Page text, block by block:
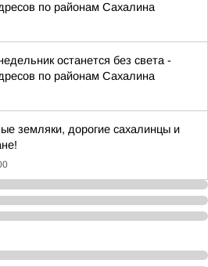
по районам Сахалина
останется без света -
по районам Сахалина
земляки, дорогие сахалинцы и